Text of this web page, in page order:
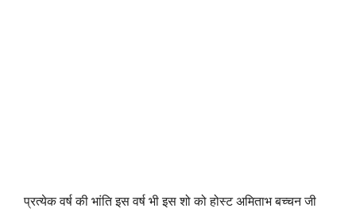
प्रत्येक वर्ष की भांति इस वर्ष भी इस शो को होस्ट अमिताभ बच्चन जी